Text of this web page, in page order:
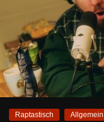
Raptastisch Allgemein